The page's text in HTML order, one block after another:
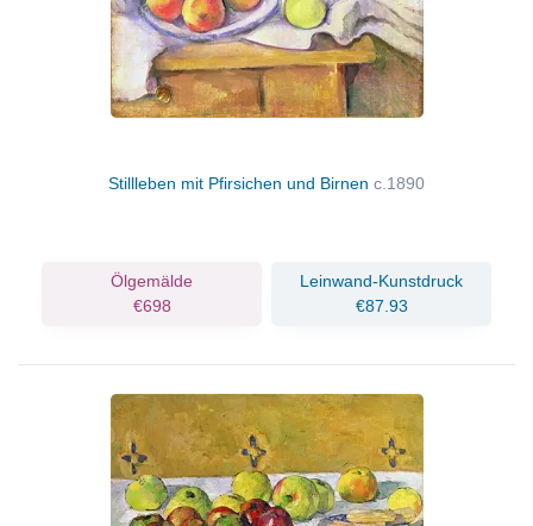
Stillleben mit Pfirsichen und Birnen c.1890
Ölgemälde
€698
Leinwand-Kunstdruck
€87.93